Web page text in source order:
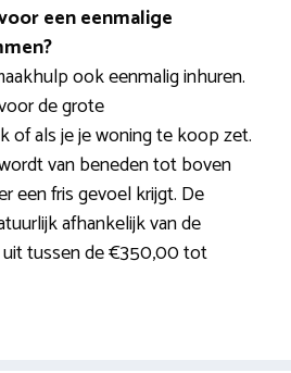
een eenmalige
ook eenmalig inhuren.
de grote
of als je je woning te koop zet.
van beneden tot boven
een fris gevoel krijgt. De
afhankelijk van de
tussen de €350,00 tot